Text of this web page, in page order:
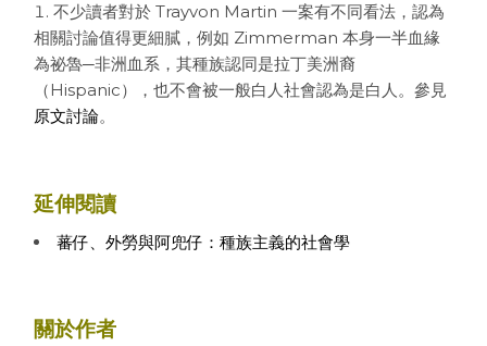
不少讀者對於 Trayvon Martin 一案有不同看法，認為
相關討論值得更細膩，例如 Zimmerman 本身一半血緣
為祕魯─非洲血系，其種族認同是拉丁美洲裔
（Hispanic），也不會被一般白人社會認為是白人。參見
原文討論。
延伸閱讀
蕃仔、外勞與阿兜仔：種族主義的社會學
關於作者